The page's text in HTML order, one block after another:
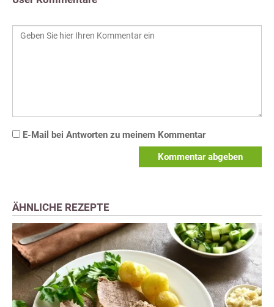
E-Mail bei Antworten zu meinem Kommentar
Kommentar abgeben
ÄHNLICHE REZEPTE